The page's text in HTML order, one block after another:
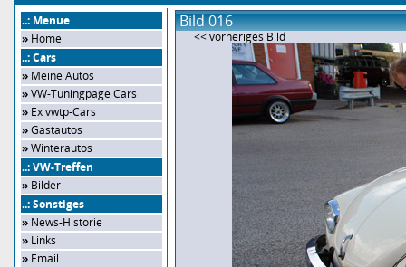
..: Menue
» Home
..: Cars
» Meine Autos
»VW-Tuningpage Cars
» Ex vwtp-Cars
»Gastautos
»Winterautos
..: VW-Treffen
» Bilder
..: Sonstiges
» News-Historie
» Links
» Email
Bild 016
<< vorheriges Bild